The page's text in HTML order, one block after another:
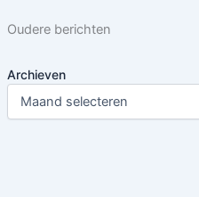
Oudere berichten
Archieven